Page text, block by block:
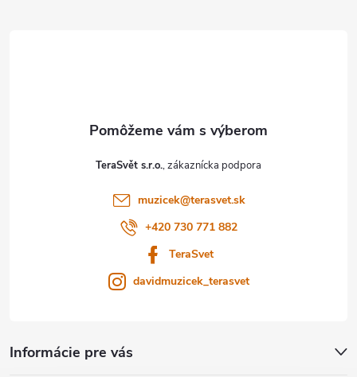
TeraSvět s.r.o.
muzicek@terasvet.sk
+420 730 771 882
TeraSvet
davidmuzicek_terasvet
Informácie pre vás